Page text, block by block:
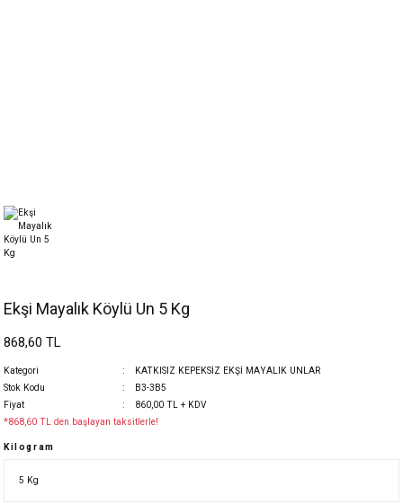
Ekşi Mayalık Köylü Un 5 Kg
868,60 TL
Kategori
KATKISIZ KEPEKSİZ EKŞİ MAYALIK UNLAR
Stok Kodu
B3-3B5
Fiyat
860,00 TL + KDV
*868,60 TL den başlayan taksitlerle!
Kilogram